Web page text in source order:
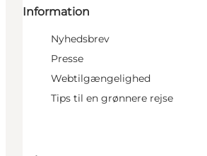
Information
Nyhedsbrev
Presse
Webtilgængelighed
Tips til en grønnere rejse